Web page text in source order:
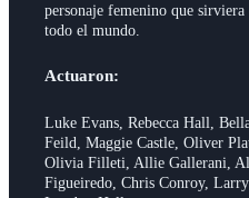
personaje femenino que
todo el mundo.
Actuaron:
Luke Evans, Rebecca Hall,
Feild, Maggie Castle, Oliver
Olivia Filleti, Allie Gallerani,
Figueiredo, Chris Conroy, Larry